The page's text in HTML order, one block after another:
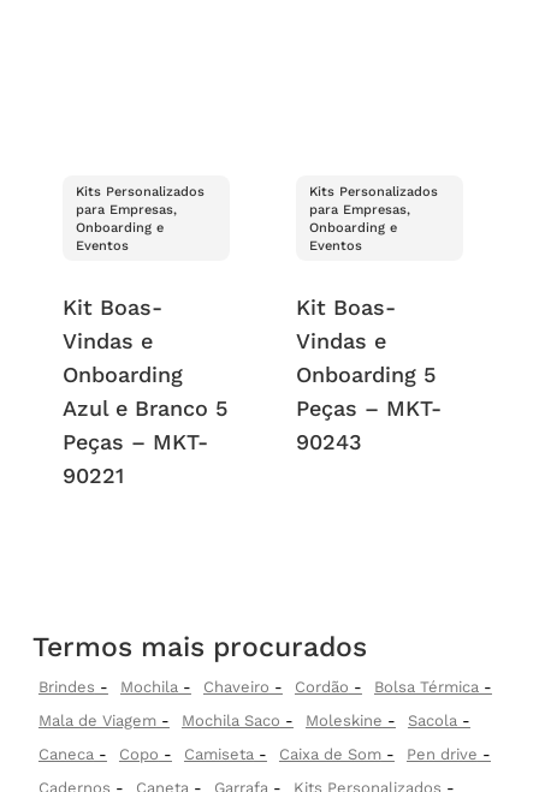
Kits Personalizados
para Empresas,
Onboarding e
Eventos
Kit Boas-
Vindas e
Onboarding
Azul e Branco 5
Peças – MKT-
90221
Kits Personalizados
para Empresas,
Onboarding e
Eventos
Kit Boas-
Vindas e
Onboarding 5
Peças – MKT-
90243
Termos mais procurados
Brindes Mochila Chaveiro Cordão
Bolsa Térmica
Mala de Viagem
Mochila Saco Moleskine
Sacola
Caneca
Copo Camiseta Caixa de Som
Pen drive
Cadernos
Caneta Garrafa
Kits Personalizados